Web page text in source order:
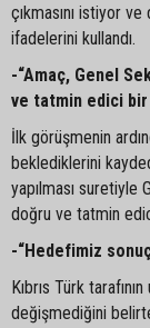
çıkmasını istiyor
ifadelerini kullandı.
-“Amaç, Genel
ve tatmin edici
İlk görüşmenin
beklediklerini
yapılması
doğru ve tatmin
-“Hedefimiz
Kıbrıs Türk
değişmediğini